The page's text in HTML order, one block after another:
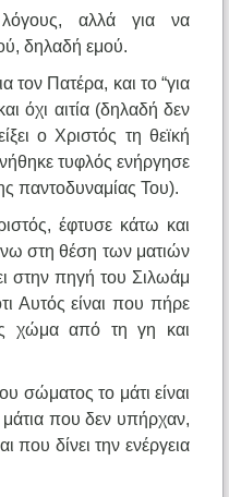
αλλά για να
δηλαδή εμού.
τον Πατέρα, και το “για
όχι αιτία (δηλαδή δεν
ο Χριστός τη θεϊκή
τυφλός ενήργησε
παντοδυναμίας Του).
έφτυσε κάτω και
στη θέση των ματιών
στην πηγή του Σιλωάμ
Αυτός είναι που πήρε
χώμα από τη γη και
σώματος το μάτι είναι
που δεν υπήρχαν,
που δίνει την ενέργεια